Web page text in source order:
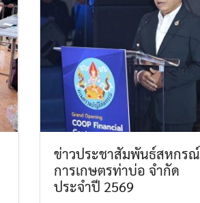
ข่าวประชาสัมพันธ์สหกรณ์
การเกษตรท่าบ่อ จำกัด
ประจำปี 2569